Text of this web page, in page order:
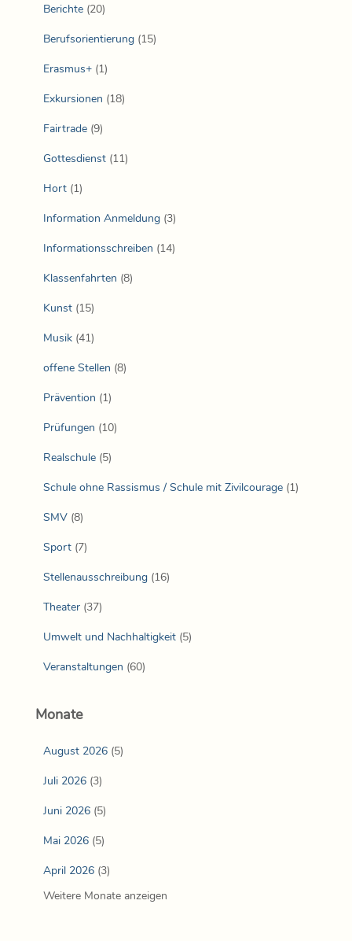
Berichte (20)
Berufsorientierung (15)
Erasmus+ (1)
Exkursionen (18)
Fairtrade (9)
Gottesdienst (11)
Hort (1)
Information Anmeldung (3)
Informationsschreiben (14)
Klassenfahrten (8)
Kunst (15)
Musik (41)
offene Stellen (8)
Prävention (1)
Prüfungen (10)
Realschule (5)
Schule ohne Rassismus / Schule mit Zivilcourage (1)
SMV (8)
Sport (7)
Stellenausschreibung (16)
Theater (37)
Umwelt und Nachhaltigkeit (5)
Veranstaltungen (60)
Monate
August 2026 (5)
Juli 2026 (3)
Juni 2026 (5)
Mai 2026 (5)
April 2026 (3)
Weitere Monate anzeigen